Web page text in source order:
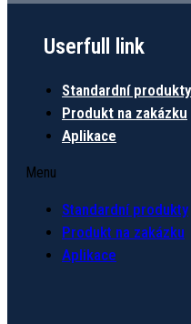
Userfull link
Standardní produkty
Produkt na zakázku
Aplikace
Menu
Standardní produkty
Produkt na zakázku
Aplikace